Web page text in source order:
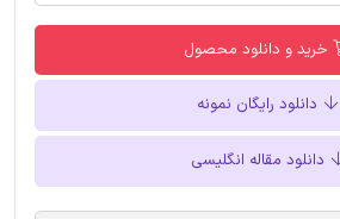
خرید و دانلود محصول
دانلود رایگان نمونه
دانلود مقاله انگلیسی